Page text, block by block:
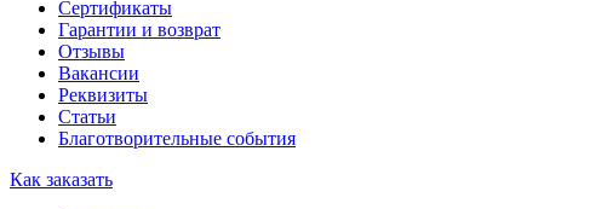
Сертификаты
Гарантии и возврат
Отзывы
Вакансии
Реквизиты
Статьи
Благотворительные события
Как заказать